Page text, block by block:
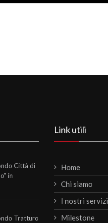
Città di
in
Tratturo
Link utili
Home
Chi siamo
I nostri servizi
Milestone